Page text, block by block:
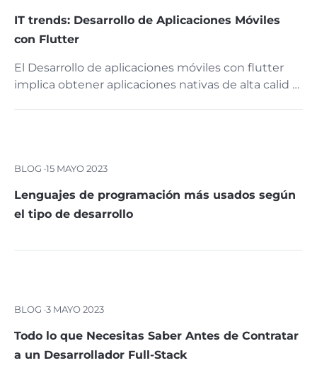
IT trends: Desarrollo de Aplicaciones Móviles
con Flutter
El Desarrollo de aplicaciones móviles con flutter
implica obtener aplicaciones nativas de alta calid …
BLOG ·15 MAYO 2023
Lenguajes de programación más usados según
el tipo de desarrollo
BLOG ·3 MAYO 2023
Todo lo que Necesitas Saber Antes de Contratar
a un Desarrollador Full-Stack